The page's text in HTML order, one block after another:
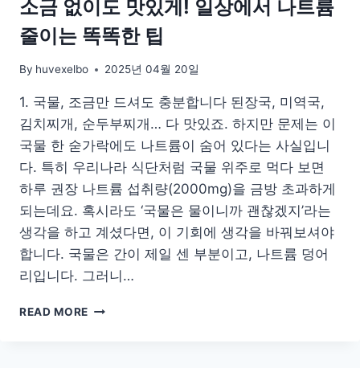
소금 없이도 맛있게! 일상에서 나트륨
줄이는 똑똑한 팁
By huvexelbo 2025년 04월 20일
1. 국물, 조금만 드셔도 충분합니다 된장국, 미역국,
김치찌개, 순두부찌개… 다 맛있죠. 하지만 문제는 이
국물 한 숟가락에도 나트륨이 숨어 있다는 사실입니
다. 특히 우리나라 식단처럼 국물 위주로 먹다 보면
하루 권장 나트륨 섭취량(2000mg)을 금방 초과하게
되는데요. 혹시라도 ‘국물은 물이니까 괜찮겠지’라는
생각을 하고 계셨다면, 이 기회에 생각을 바꿔보셔야
합니다. 국물은 간이 제일 센 부분이고, 나트륨 덩어
리입니다. 그러니…
READ MORE 소